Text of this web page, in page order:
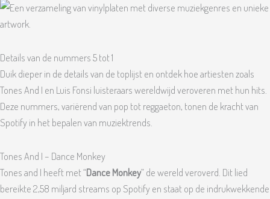
Details van de nummers 5 tot 1
Duik dieper in de details van de toplijst en ontdek hoe artiesten zoals
Tones And I en Luis Fonsi luisteraars wereldwijd veroveren met hun hits.
Deze nummers, variërend van pop tot reggaeton, tonen de kracht van
Spotify in het bepalen van muziektrends.
Tones And I – Dance Monkey
Tones and I heeft met “Dance Monkey” de wereld veroverd. Dit lied
bereikte 2,58 miljard streams op Spotify en staat op de indrukwekkende